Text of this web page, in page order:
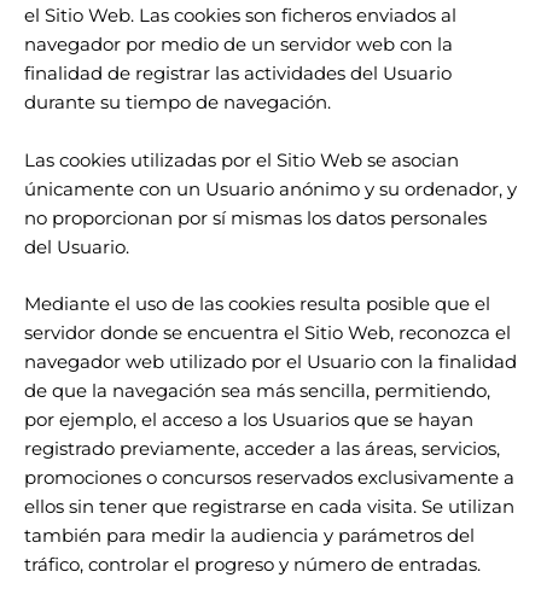
el Sitio Web. Las cookies son ficheros enviados al
navegador por medio de un servidor web con la
finalidad de registrar las actividades del Usuario
durante su tiempo de navegación.
Las cookies utilizadas por el Sitio Web se asocian
únicamente con un Usuario anónimo y su ordenador, y
no proporcionan por sí mismas los datos personales
del Usuario.
Mediante el uso de las cookies resulta posible que el
servidor donde se encuentra el Sitio Web, reconozca el
navegador web utilizado por el Usuario con la finalidad
de que la navegación sea más sencilla, permitiendo,
por ejemplo, el acceso a los Usuarios que se hayan
registrado previamente, acceder a las áreas, servicios,
promociones o concursos reservados exclusivamente a
ellos sin tener que registrarse en cada visita. Se utilizan
también para medir la audiencia y parámetros del
tráfico, controlar el progreso y número de entradas.